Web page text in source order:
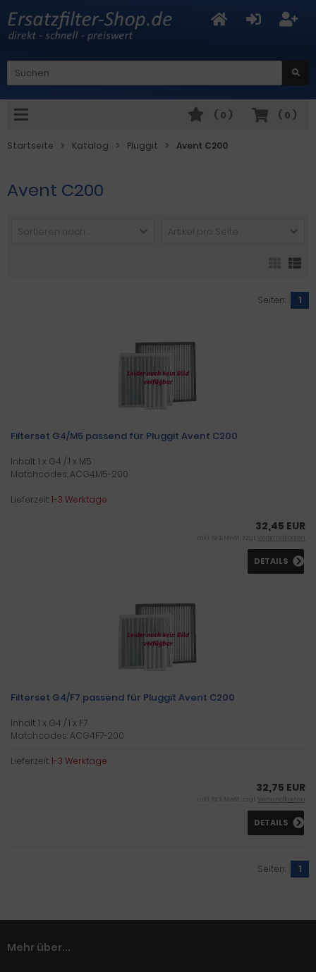
( 0 )
( 0 )
Startseite Katalog Pluggit Avent C200
Avent C200
Sortieren nach ... Artikel pro Seite
Seiten: 1
Filterset G4/M5 passend für Pluggit Avent C200
Inhalt: 1 x G4 / 1 x M5
Matchcodes: ACG4M5-200
Lieferzeit:1-3 Werktage
32,45 EUR
inkl. 19 % MwSt. zzgl. Versandkosten
DETAILS
Filterset G4/F7 passend für Pluggit Avent C200
Inhalt: 1 x G4 / 1 x F7
Matchcodes: ACG4F7-200
Lieferzeit:1-3 Werktage
32,75 EUR
inkl. 19 % MwSt. zzgl. Versandkosten
DETAILS
Seiten: 1
Mehr über...